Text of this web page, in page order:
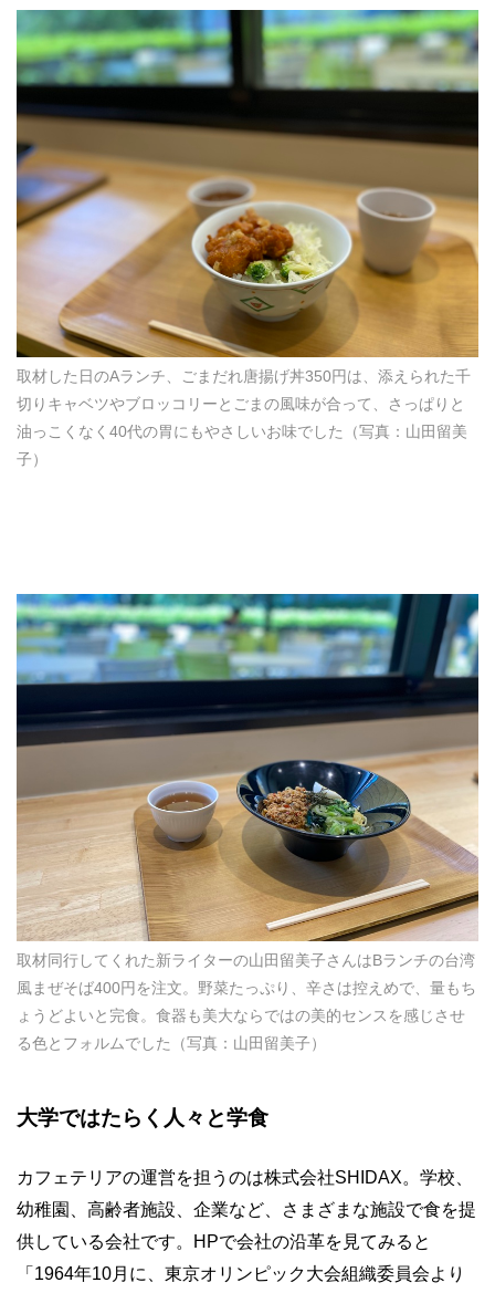
取材した日のAランチ、ごまだれ唐揚げ丼350円は、添えられた千
切りキャベツやブロッコリーとごまの風味が合って、さっぱりと
油っこくなく40代の胃にもやさしいお味でした（写真：山田留美
子）
取材同行してくれた新ライターの山田留美子さんはBランチの台湾
風まぜそば400円を注文。野菜たっぷり、辛さは控えめで、量もち
ょうどよいと完食。食器も美大ならではの美的センスを感じさせ
る色とフォルムでした（写真：山田留美子）
大学ではたらく人々と学食
カフェテリアの運営を担うのは株式会社SHIDAX。学校、
幼稚園、高齢者施設、企業など、さまざまな施設で食を提
供している会社です。HPで会社の沿革を見てみると
「1964年10月に、東京オリンピック大会組織委員会より